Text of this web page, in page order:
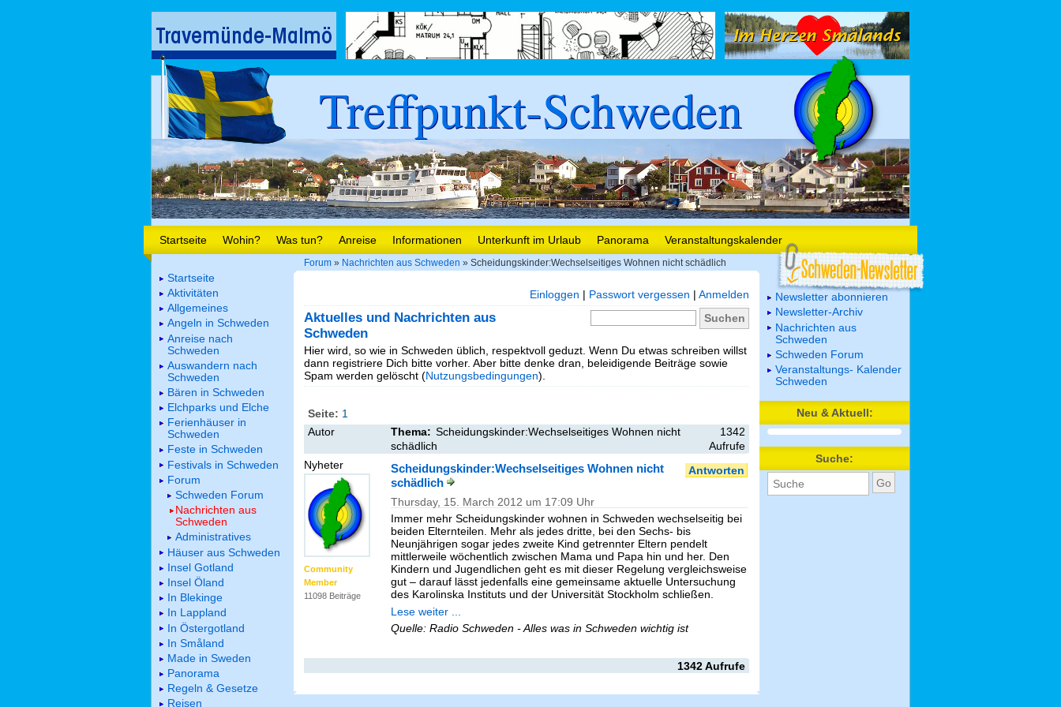
Treffpunkt-Schweden
Startseite Wohin? Was tun? Anreise Informationen Unterkunft im Urlaub Panorama Veranstaltungskalender
Forum » Nachrichten aus Schweden » Scheidungskinder:Wechselseitiges Wohnen nicht schädlich
Einloggen | Passwort vergessen | Anmelden
Aktuelles und Nachrichten aus
Schweden
Hier wird, so wie in Schweden üblich, respektvoll geduzt. Wenn Du etwas schreiben willst
dann registriere Dich bitte vorher. Aber bitte denke dran, beleidigende Beiträge sowie
Spam werden gelöscht (Nutzungsbedingungen).
Seite: 1
Autor
Thema: Scheidungskinder:Wechselseitiges Wohnen nicht
schädlich
1342
Aufrufe
Nyheter
Community
Member
11098 Beiträge
Antworten
Scheidungskinder:Wechselseitiges Wohnen nicht
schädlich
Thursday, 15. March 2012 um 17:09 Uhr
Immer mehr Scheidungskinder wohnen in Schweden wechselseitig bei
beiden Elternteilen. Mehr als jedes dritte, bei den Sechs- bis
Neunjährigen sogar jedes zweite Kind getrennter Eltern pendelt
mittlerweile wöchentlich zwischen Mama und Papa hin und her. Den
Kindern und Jugendlichen geht es mit dieser Regelung vergleichsweise
gut – darauf lässt jedenfalls eine gemeinsame aktuelle Untersuchung
des Karolinska Instituts und der Universität Stockholm schließen.
Lese weiter ...
Quelle: Radio Schweden - Alles was in Schweden wichtig ist
1342 Aufrufe
Startseite
Aktivitäten
Allgemeines
Angeln in Schweden
Anreise nach
Schweden
Auswandern nach
Schweden
Bären in Schweden
Elchparks und Elche
Ferienhäuser in
Schweden
Feste in Schweden
Festivals in Schweden
Forum
Schweden Forum
Nachrichten aus
Schweden
Administratives
Häuser aus Schweden
Insel Gotland
Insel Öland
In Blekinge
In Lappland
In Östergotland
In Småland
Made in Sweden
Panorama
Regeln & Gesetze
Reisen
Newsletter abonnieren
Newsletter-Archiv
Nachrichten aus
Schweden
Schweden Forum
Veranstaltungs- Kalender
Schweden
Neu & Aktuell:
Suche: